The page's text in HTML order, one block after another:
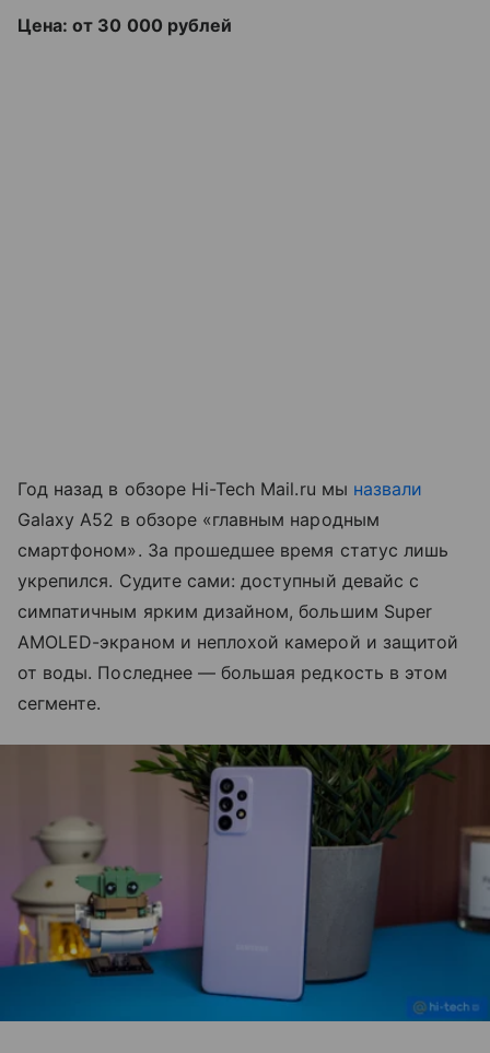
Цена: от 30 000 рублей
Год назад в обзоре Hi-Tech Mail.ru мы назвали
Galaxy A52 в обзоре «главным народным
смартфоном». За прошедшее время статус лишь
укрепился. Судите сами: доступный девайс с
симпатичным ярким дизайном, большим Super
AMOLED-экраном и неплохой камерой и защитой
от воды. Последнее — большая редкость в этом
сегменте.